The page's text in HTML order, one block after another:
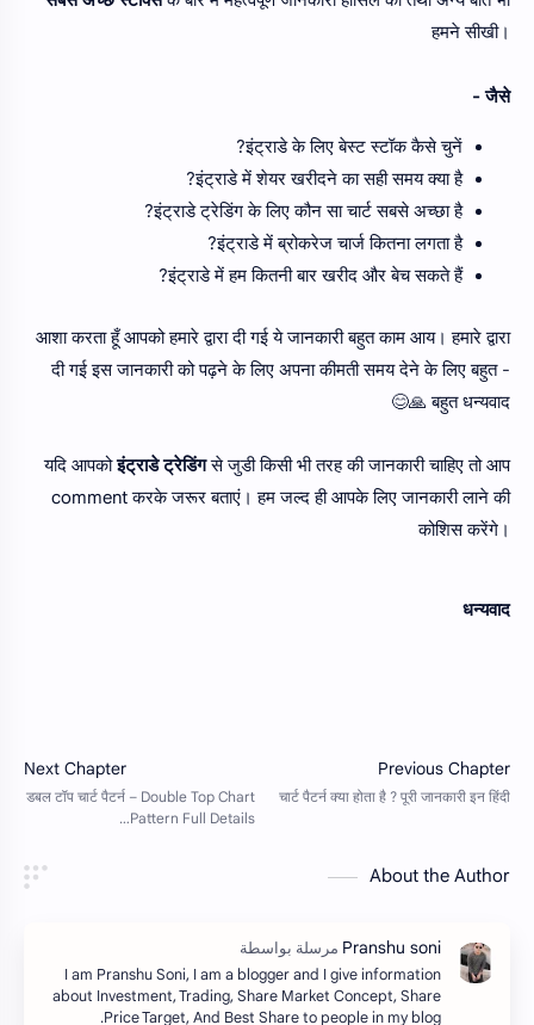
हमने सीखी।
जैसे -
इंट्राडे के लिए बेस्ट स्टॉक कैसे चुनें?
इंट्राडे में शेयर खरीदने का सही समय क्या है?
इंट्राडे ट्रेडिंग के लिए कौन सा चार्ट सबसे अच्छा है?
इंट्राडे में ब्रोकरेज चार्ज कितना लगता है?
इंट्राडे में हम कितनी बार खरीद और बेच सकते हैं?
आशा करता हूँ आपको हमारे द्वारा दी गई ये जानकारी बहुत काम आय। हमारे द्वारा
दी गई इस जानकारी को पढ़ने के लिए अपना कीमती समय देने के लिए बहुत -
बहुत धन्यवाद 🙏😊
यदि आपकोइंट्राडे ट्रेडिंग से जुडी किसी भी तरह की जानकारी चाहिए तो आप
comment करके जरूर बताएं। हम जल्द ही आपके लिए जानकारी लाने की
कोशिस करेंगे।
धन्यवाद
About the Author
I am Pranshu Soni, I am a blogger and I give information
about Investment, Trading, Share Market Concept, Share
Price Target, And Best Share to people in my blog.